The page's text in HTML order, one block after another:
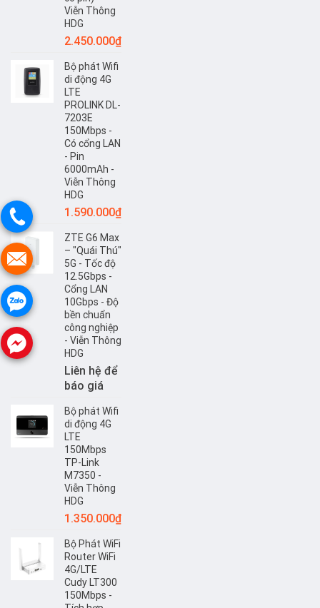
Viễn Thông
HDG
2.450.000₫
Bộ phát Wifi
di động 4G
LTE
PROLINK DL-
7203E
150Mbps -
Có cổng LAN
- Pin
6000mAh -
Viễn Thông
HDG
1.590.000₫
ZTE G6 Max
– "Quái Thú"
5G - Tốc độ
12.5Gbps -
Cổng LAN
10Gbps - Độ
bền chuẩn
công nghiệp
- Viễn Thông
HDG
Liên hệ để
báo giá
Bộ phát Wifi
di động 4G
LTE
150Mbps
TP-Link
M7350 -
Viễn Thông
HDG
1.350.000₫
Bộ Phát WiFi
Router WiFi
4G/LTE
Cudy LT300
150Mbps -